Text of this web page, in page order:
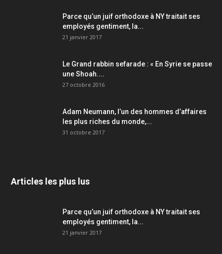
Parce qu’un juif orthodoxe à NY traitait ses
employés gentiment, la...
21 janvier 2017
Le Grand rabbin sefarade : « En Syrie se passe
une Shoah....
27 octobre 2016
Adam Neumann, l’un des hommes d’affaires
les plus riches du monde,...
31 octobre 2017
Articles les plus lus
Parce qu’un juif orthodoxe à NY traitait ses
employés gentiment, la...
21 janvier 2017